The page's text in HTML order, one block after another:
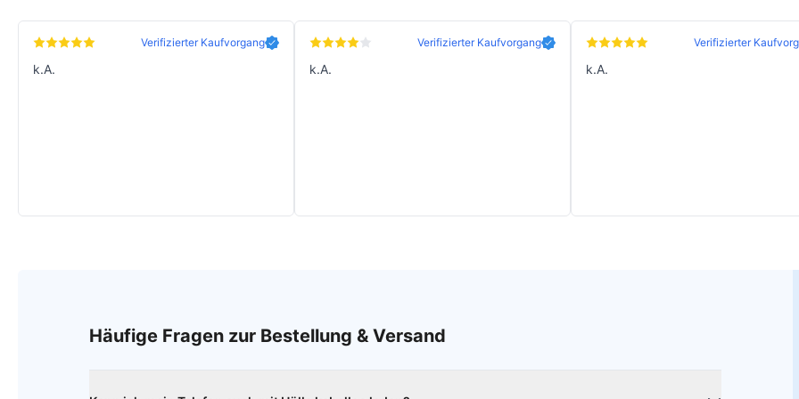
Verifizierter Kaufvorgang
k.A.
Verifizierter Kaufvorgang
k.A.
Verifizierter
k.A.
Häufige Fragen zur Bestellung & Versand